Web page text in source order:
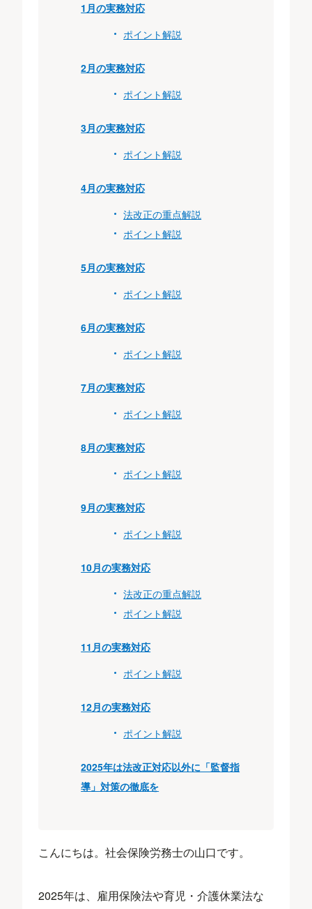
1月の実務対応
ポイント解説
2月の実務対応
ポイント解説
3月の実務対応
ポイント解説
4月の実務対応
法改正の重点解説
ポイント解説
5月の実務対応
ポイント解説
6月の実務対応
ポイント解説
7月の実務対応
ポイント解説
8月の実務対応
ポイント解説
9月の実務対応
ポイント解説
10月の実務対応
法改正の重点解説
ポイント解説
11月の実務対応
ポイント解説
12月の実務対応
ポイント解説
2025年は法改正対応以外に「監督指
導」対策の徹底を
こんにちは。社会保険労務士の山口です。
2025年は、雇用保険法や育児・介護休業法な